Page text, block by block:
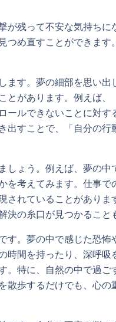
が残って不安な気持ちに
つめ直すことができます
ます。夢の細部を思い出
とがあります。例えば、
ールできないことに対す
出すことで、「自分の行
しょう。例えば、夢の中
を考えてみます。仕事で
されていることがありま
決の糸口が見つかること
す。夢の中で感じた恐怖
時間を持ったり、深呼吸
。特に、自然の中で過ご
散歩するだけでも、心の